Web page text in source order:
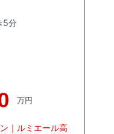
5分
万円
｜ルミエール高